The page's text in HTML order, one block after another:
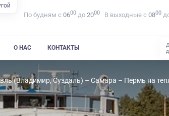
По будням с 0600 до 2000 В выходные с 0800
О НАС КОНТАКТЫ
(Владимир, Суздаль) – Самара – Пермь на